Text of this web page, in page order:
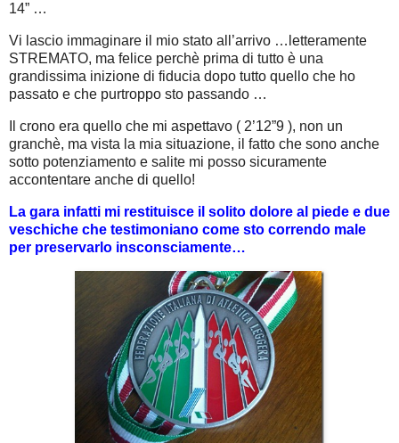
14” …
Vi lascio immaginare il mio stato all’arrivo …letteramente
STREMATO, ma felice perchè prima di tutto è una
grandissima inizione di fiducia dopo tutto quello che ho
passato e che purtroppo sto passando …
Il crono era quello che mi aspettavo ( 2’12”9 ), non un
granchè, ma vista la mia situazione, il fatto che sono anche
sotto potenziamento e salite mi posso sicuramente
accontentare anche di quello!
La gara infatti mi restituisce il solito dolore al piede e due
veschiche che testimoniano come sto correndo male
per preservarlo insconsciamente…